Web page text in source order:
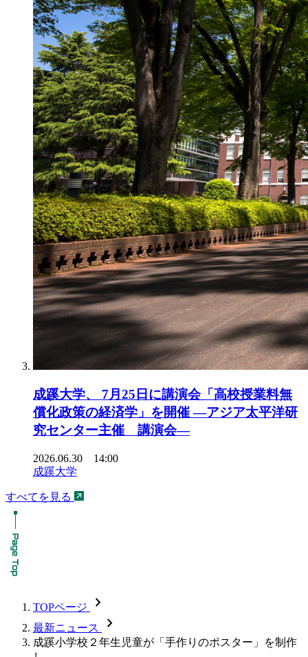
成蹊大学、 7月25日に講演会「高校授業料無
償化政策の経済学」を開催 ―アジア太平洋研
究センター主催 講演会―
2026.06.30 14:00
成蹊大学
すべてを見る
TOPページ chevron_forward
最新ニュース chevron_forward
成蹊小学校２年生児童が「手作りのポスター」を制作